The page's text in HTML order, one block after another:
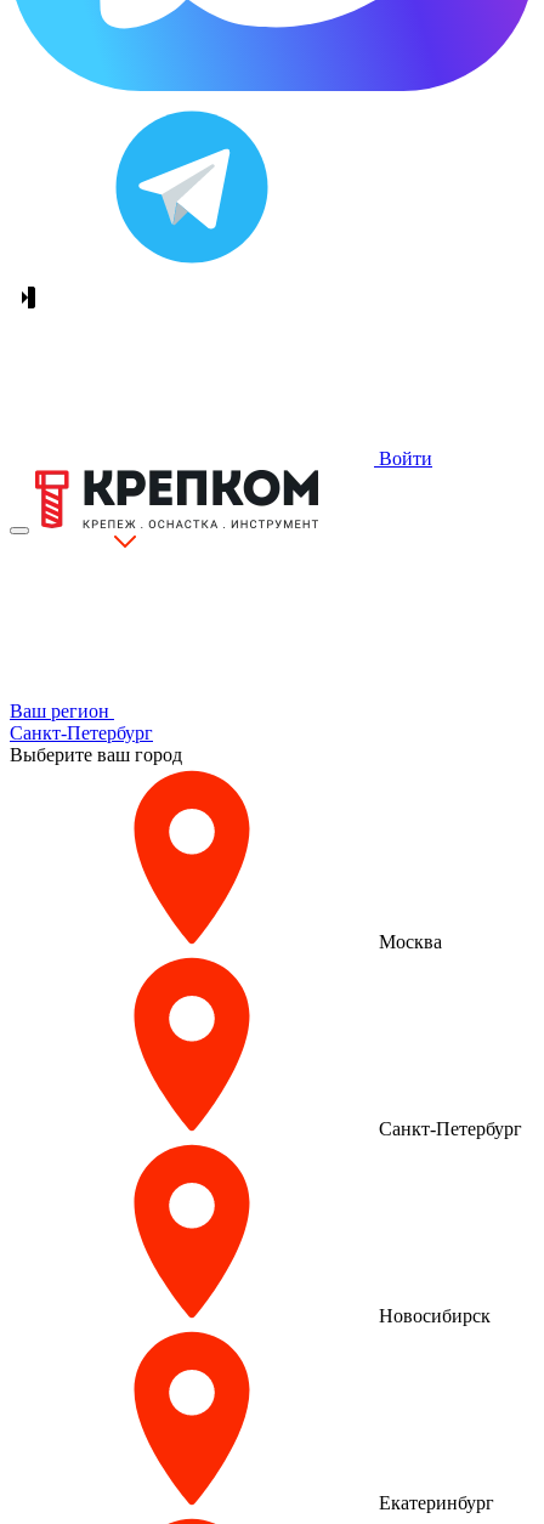
Войти
Ваш регион
Санкт-Петербург
Выберите ваш город
Москва
Санкт-Петербург
Новосибирск
Екатеринбург